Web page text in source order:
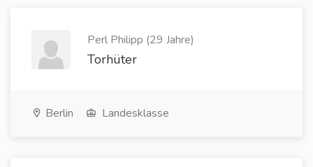
Perl Philipp (29 Jahre)
Torhüter
Berlin Landesklasse